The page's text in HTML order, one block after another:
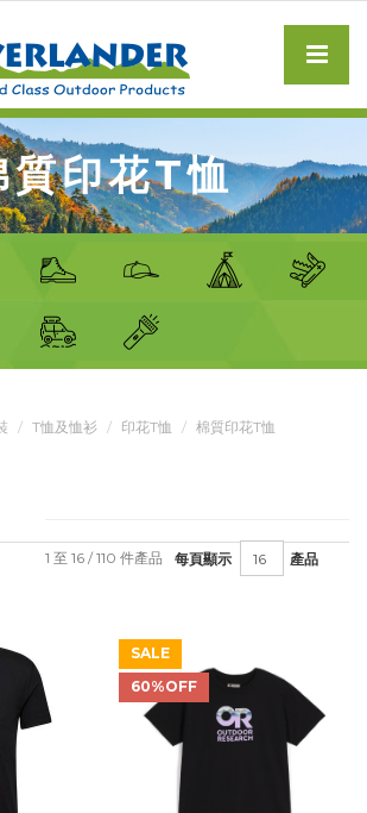
質印花T恤
T恤及恤衫 印花T恤 棉質印花T恤
每頁顯示 產品
1 至 16 / 110 件產品
SALE
60%OFF